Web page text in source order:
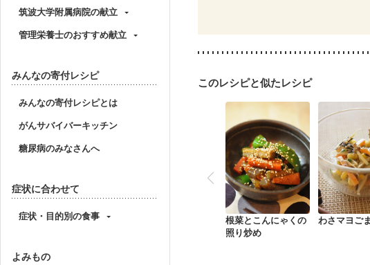
筑波大学附属病院の献立
管理栄養士のおすすめ献立
みんなの寄付レシピ
みんなの寄付レシピとは
がんサバイバーキッチン
糖尿病のみなさんへ
症状に合わせて
症状・目的別の食事
よみもの
妊婦健診・体重増加が気になる（初期
産後（ミルク）
骨折
このレシピと似たレシピ
根菜とこんにゃくの
照り炒め
わさマヨご